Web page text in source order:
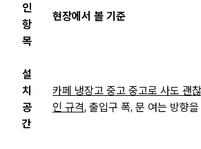
인
항
목
현장에서 볼 기준
설
치
공
간
카페 냉장고 중고 중고로 사도 괜
인 규격, 출입구 폭, 문 여는 방향